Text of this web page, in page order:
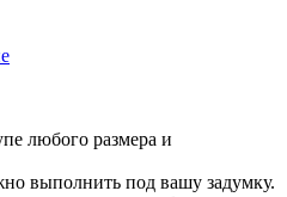
любого размера и
выполнить под вашу задумку.